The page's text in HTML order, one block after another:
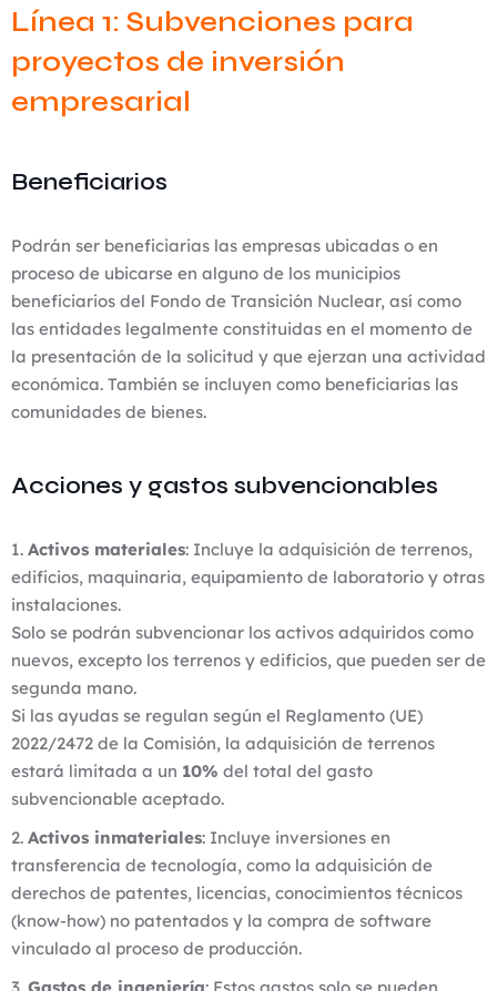
Línea 1: Subvenciones para
proyectos de inversión
empresarial
Beneficiarios
Podrán ser beneficiarias las empresas ubicadas o en
proceso de ubicarse en alguno de los municipios
beneficiarios del Fondo de Transición Nuclear, así como
las entidades legalmente constituidas en el momento de
la presentación de la solicitud y que ejerzan una actividad
económica. También se incluyen como beneficiarias las
comunidades de bienes.
Acciones y gastos subvencionables
Activos materiales: Incluye la adquisición de terrenos,
edificios, maquinaria, equipamiento de laboratorio y otras
instalaciones.
Solo se podrán subvencionar los activos adquiridos como
nuevos, excepto los terrenos y edificios, que pueden ser de
segunda mano.
Si las ayudas se regulan según el Reglamento (UE)
2022/2472 de la Comisión, la adquisición de terrenos
estará limitada a un 10% del total del gasto
subvencionable aceptado.
Activos inmateriales: Incluye inversiones en
transferencia de tecnología, como la adquisición de
derechos de patentes, licencias, conocimientos técnicos
(know-how) no patentados y la compra de software
vinculado al proceso de producción.